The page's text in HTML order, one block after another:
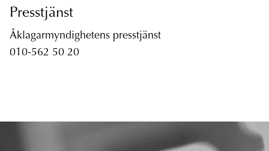
Presstjänst
Åklagarmyndighetens presstjänst
010-562 50 20